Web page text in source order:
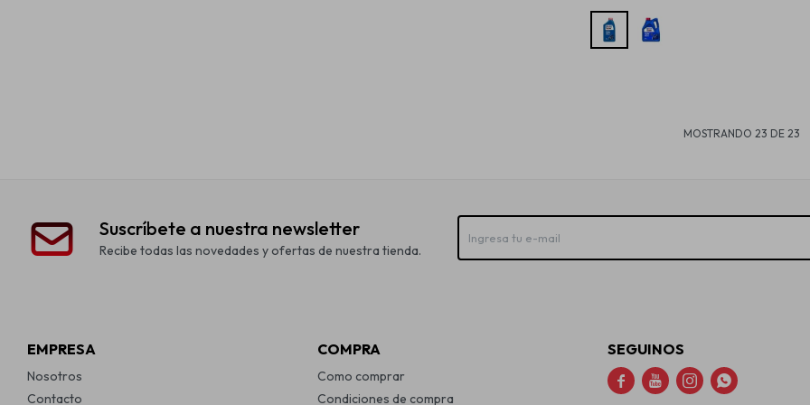
MOSTRANDO 23 DE 23
Suscríbete a nuestra newsletter
Recibe todas las novedades y ofertas de nuestra tienda.
EMPRESA
Nosotros
Contacto
COMPRA
Como comprar
Condiciones de compra
SEGUINOS
   